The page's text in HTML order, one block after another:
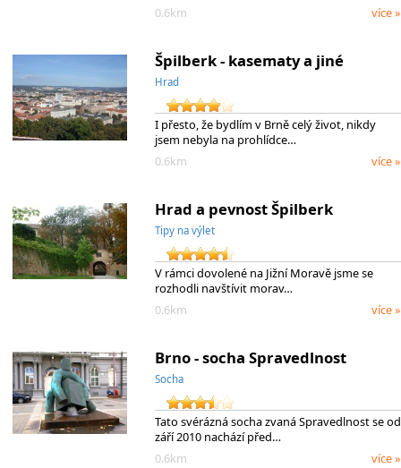
0.6km
více »
Špilberk - kasematy a jiné
Hrad
I přesto, že bydlím v Brně celý život, nikdy
jsem nebyla na prohlídce…
0.6km
více »
Hrad a pevnost Špilberk
Tipy na výlet
V rámci dovolené na Jižní Moravě jsme se
rozhodli navštívit morav…
0.6km
více »
Brno - socha Spravedlnost
Socha
Tato svérázná socha zvaná Spravedlnost se od
září 2010 nachází před…
0.6km
více »